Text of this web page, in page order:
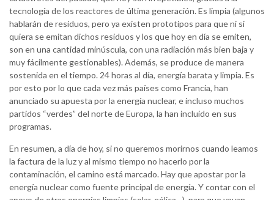
tecnología de los reactores de última generación. Es limpia (algunos
hablarán de residuos, pero ya existen prototipos para que ni si
quiera se emitan dichos residuos y los que hoy en día se emiten,
son en una cantidad minúscula, con una radiación más bien baja y
muy fácilmente gestionables). Además, se produce de manera
sostenida en el tiempo. 24 horas al día, energía barata y limpia. Es
por esto por lo que cada vez más países como Francia, han
anunciado su apuesta por la energía nuclear, e incluso muchos
partidos “verdes” del norte de Europa, la han incluido en sus
programas.
En resumen, a día de hoy, si no queremos morirnos cuando leamos
la factura de la luz y al mismo tiempo no hacerlo por la
contaminación, el camino está marcado. Hay que apostar por la
energía nuclear como fuente principal de energía. Y contar con el